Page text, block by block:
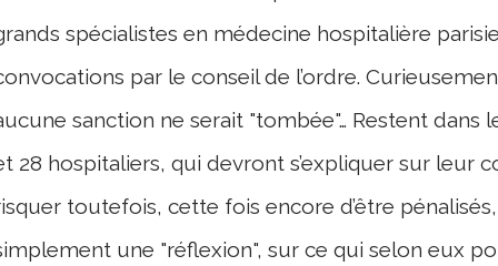
spécialistes en médecine hospitalière
par le conseil de l’ordre.
sanction ne serait "tombée"… Restent
28 hospitaliers, qui devront s’expliquer sur leur
toutefois, cette fois encore d’être
une "réflexion", sur ce qui selon eux